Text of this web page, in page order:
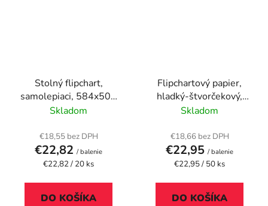
Stolný flipchart,
samolepiaci, 584x508
mm, 20 listov, STICK N,
Skladom
€18,55 bez DPH
€22,82 / balenie
Jednotková
€22,82 / 20 ks
DO KOŠÍKA
Flipchartový papier,
hladký-štvorčekový,
60x85 cm, 50 listov,
Skladom
€18,66 bez DPH
€22,95 / balenie
Jednotková
€22,95 / 50 ks
DO KOŠÍKA